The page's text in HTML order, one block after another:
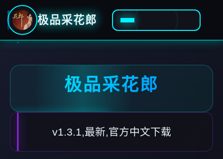
极品采花郎
极品采花郎
v1.3.1,最新,官方中文下载